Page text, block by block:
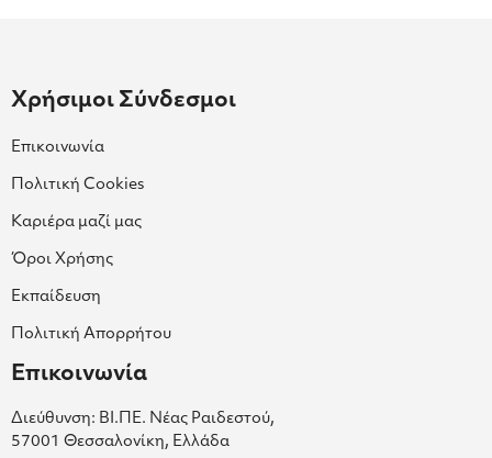
Χρήσιμοι Σύνδεσμοι
Επικοινωνία
Πολιτική Cookies
Καριέρα μαζί μας
Όροι Χρήσης
Εκπαίδευση
Πολιτική Απορρήτου
Επικοινωνία
Διεύθυνση: ΒΙ.ΠΕ. Νέας Ραιδεστού,
57001 Θεσσαλονίκη, Ελλάδα